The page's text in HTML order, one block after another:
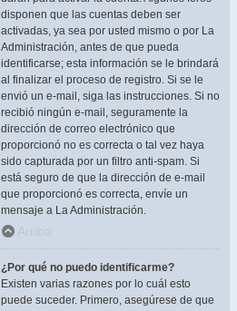
disponen que las cuentas deben ser
activadas, ya sea por usted mismo o por La
Administración, antes de que pueda
identificarse; esta información se le brindará
al finalizar el proceso de registro. Si se le
envió un e-mail, siga las instrucciones. Si no
recibió ningún e-mail, seguramente la
dirección de correo electrónico que
proporcionó no es correcta o tal vez haya
sido capturada por un filtro anti-spam. Si
está seguro de que la dirección de e-mail
que proporcionó es correcta, envíe un
mensaje a La Administración.
Arriba
¿Por qué no puedo identificarme?
Existen varias razones por lo cuál esto
puede suceder. Primero, asegúrese de que